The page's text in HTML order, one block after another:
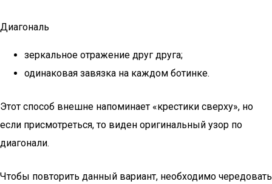
Диагональ
зеркальное отражение друг друга;
одинаковая завязка на каждом ботинке.
Этот способ внешне напоминает «крестики сверху», но
если присмотреться, то виден оригинальный узор по
диагонали.
Чтобы повторить данный вариант, необходимо чередовать